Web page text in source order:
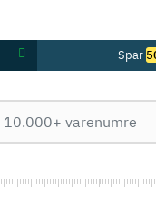
Spar